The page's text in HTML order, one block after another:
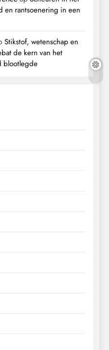
en rantsoenering in een
Stikstof, wetenschap en
de kern van het
blootlegde